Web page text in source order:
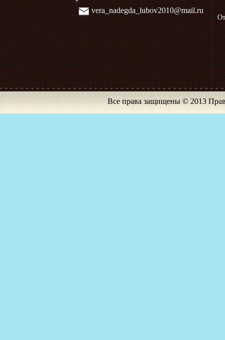
vera_nadegda_lubov2010@mail.ru
Все права защищены © 2013